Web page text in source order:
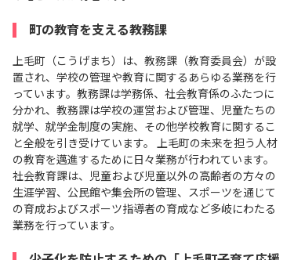
町の教育を支える教務課
上毛町（こうげまち）は、教務課（教育委員会）が設
置され、学校の管理や教育に関するあらゆる業務を行
っています。教務課は学務係、社会教育係のふたつに
分かれ、教務課は学校の運営および管理、児童たちの
就学、就学金制度の実施、その他学校教育に関するこ
と全般を引き受けています。 上毛町の未来を担う人材
の教育を邁進するために日々業務が行われています。
社会教育課は、児童および児童以外の高齢者の方々の
生涯学習、公民館や集会所の管理、スポーツを通じて
の育成およびスポーツ指導者の育成など多岐にわたる
業務を行っています。